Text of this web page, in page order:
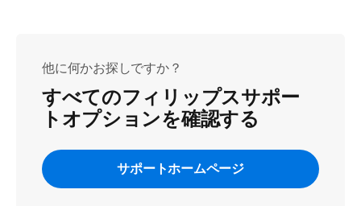
他に何かお探しですか？
すべてのフィリップスサポー
トオプションを確認する
サポートホームページ